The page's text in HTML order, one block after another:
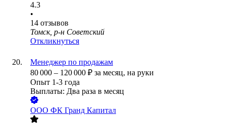
4.3
•
14 отзывов
Томск, р-н Советский
Откликнуться
Менеджер по продажам
80 000 – 120 000 ₽ за месяц, на руки
Опыт 1-3 года
Выплаты: Два раза в месяц
ООО ФК Гранд Капитал